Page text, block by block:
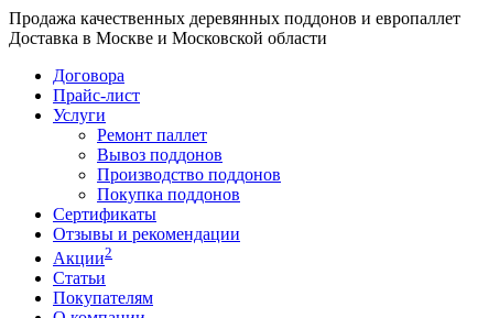
Продажа качественных деревянных поддонов и европаллет
Доставка в Москве и Московской области
Договора
Прайс-лист
Услуги
Ремонт паллет
Вывоз поддонов
Производство поддонов
Покупка поддонов
Сертификаты
Отзывы и рекомендации
Акции2
Статьи
Покупателям